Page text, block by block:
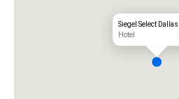
Siegel Select Dallas
Hotel